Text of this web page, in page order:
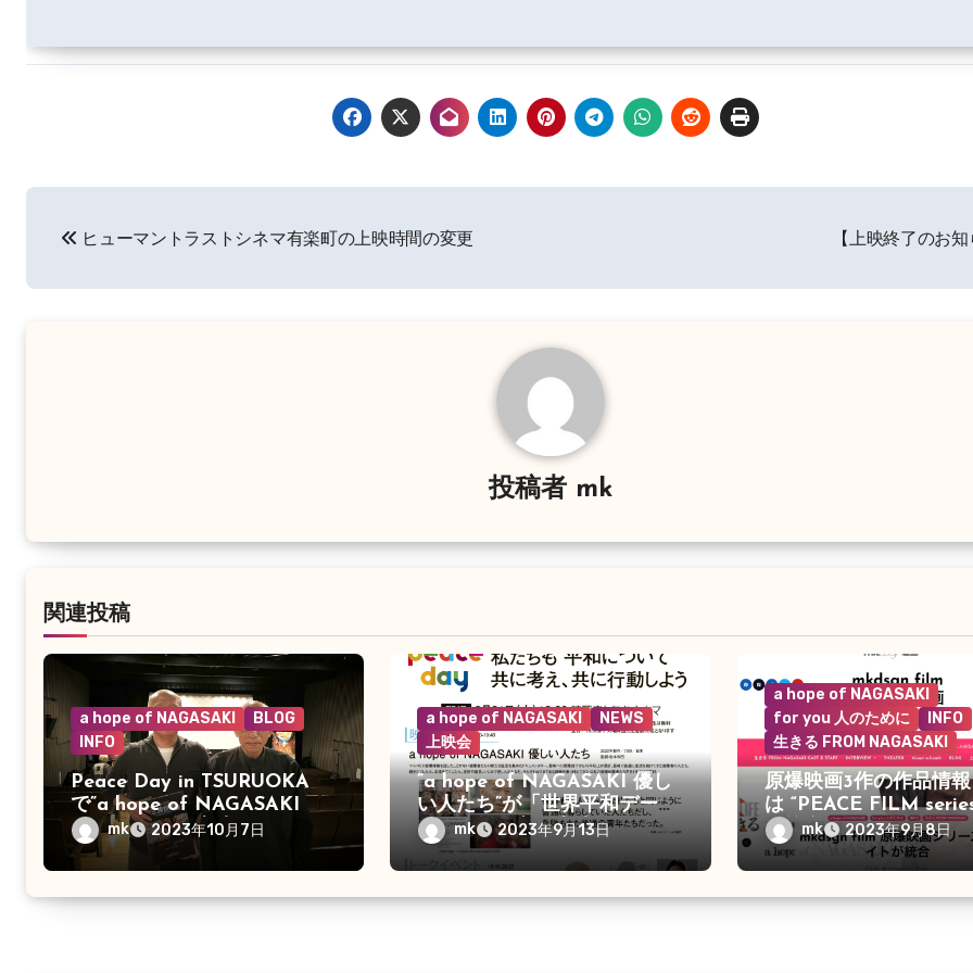
ナ
ヒューマントラストシネマ有楽町の上映時間の変更 【上映終了のお
投稿者 mk
関連投稿
a hope of NAGASAKI
BLOG
INFO
Peace Day in TSURUOKA
で”a hope of NAGASAKI 優
しい人たち”が上映
mk 2023年10月7日
a hope of NAGASAKI
NEWS
上映会
”a hope of NAGASAKI 優し
い人たち”が「世界平和デー」
の日に鶴岡市で上映
mk 2023年9月13日
a hope of NAGASAKI
for you 人のために
INFO
生きる FROM NAGASAKI
原爆映画3作の作品情報
は “PEACE FILM
て統合
mk 2023年9月8日